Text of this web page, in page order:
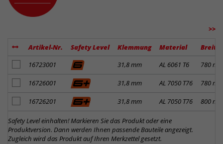
>>
Artikel-Nr. Safety Level Klemmung Material
Breite
Artikel zum Merkzettel hinzufügen
16723001 31,8 mm AL 6061 T6 780 mm
Artikel zum Merkzettel hinzufügen
16726001 31,8 mm AL 7050 T76 780 mm
Artikel zum Merkzettel hinzufügen
16726201 31,8 mm AL 7050 T76 800 mm
Safety Level einhalten! Markieren Sie das Produkt oder eine
Produktversion. Dann werden Ihnen passende Bauteile angezeigt.
Zugleich wird das Produkt auf Ihren Merkzettel gesetzt.